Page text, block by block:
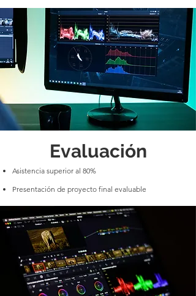
Evaluación
Asistencia superior al 80%
Presentación de proyecto final evaluable